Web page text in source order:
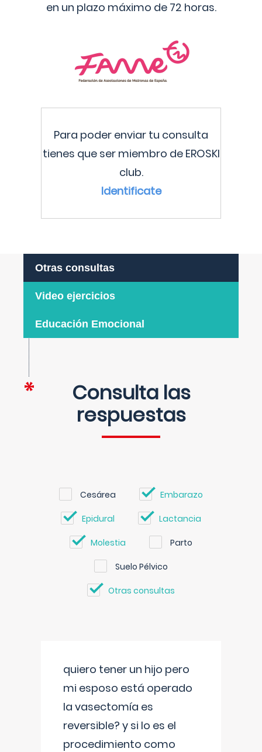
en un plazo máximo de 72 horas.
Para poder enviar tu consulta
tienes que ser miembro de EROSKI
club.
Identificate
Otras consultas
Video ejercicios
Educación Emocional
Consulta las
respuestas
Cesárea Embarazo
Epidural Lactancia
Molestia Parto
Suelo Pélvico
Otras consultas
quiero tener un hijo pero
mi esposo está operado
la vasectomía es
reversible? y si lo es el
procedimiento como